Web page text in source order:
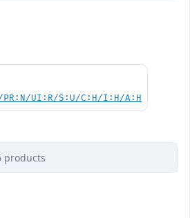
PR:N/UI:R/S:U/C:H/I:H/A:H
products